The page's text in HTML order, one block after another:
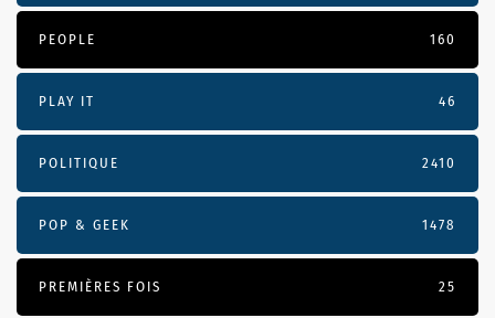
PEOPLE 160
PLAY IT 46
POLITIQUE 2410
POP & GEEK 1478
PREMIÈRES FOIS 25